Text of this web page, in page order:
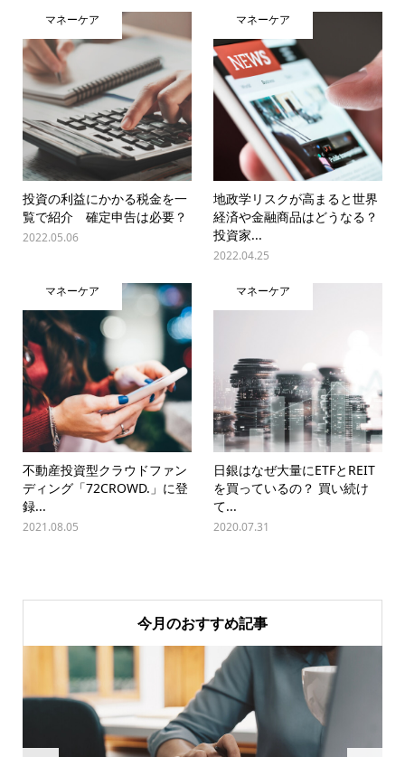
マネーケア
投資の利益にかかる税金を一
覧で紹介 確定申告は必要？
2022.05.06
マネーケア
地政学リスクが高まると世界
経済や金融商品はどうなる？
投資家...
2022.04.25
マネーケア
不動産投資型クラウドファン
ディング「72CROWD.」に登
録...
2021.08.05
マネーケア
日銀はなぜ大量にETFとREIT
を買っているの？ 買い続け
て...
2020.07.31
今月のおすすめ記事